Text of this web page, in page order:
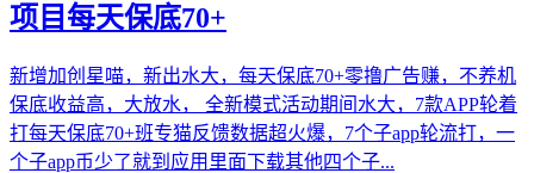
项目每天保底70+
新增加创星喵，新出水大，每天保底70+零撸广告赚，不养机
保底收益高，大放水， 全新模式活动期间水大，7款APP轮着
打每天保底70+班专猫反馈数据超火爆，7个子app轮流打，一
个子app币少了就到应用里面下载其他四个子...